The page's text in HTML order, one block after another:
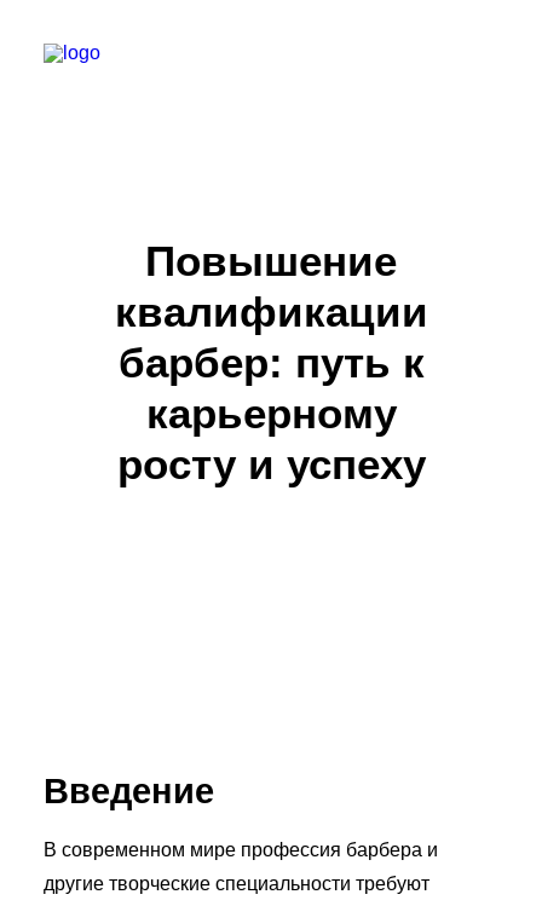
ВЫПУСКНИКИ
Повышение
квалификации
барбер: путь к
карьерному
росту и успеху
Введение
В современном мире профессия барбера и
другие творческие специальности требуют